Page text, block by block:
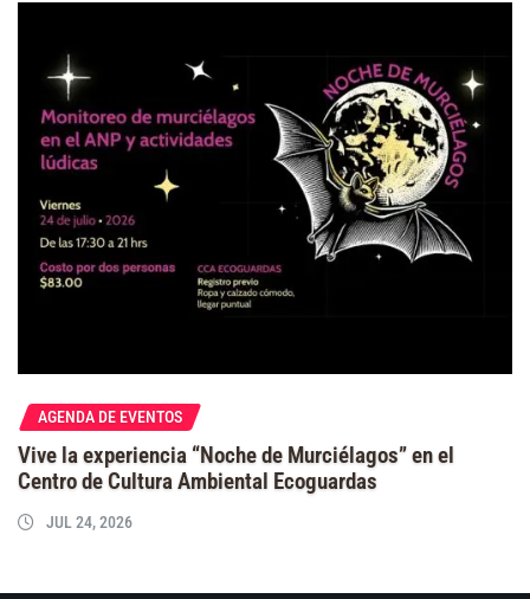
AGENDA DE EVENTOS
Vive la experiencia “Noche de Murciélagos” en el
Centro de Cultura Ambiental Ecoguardas
JUL 24, 2026